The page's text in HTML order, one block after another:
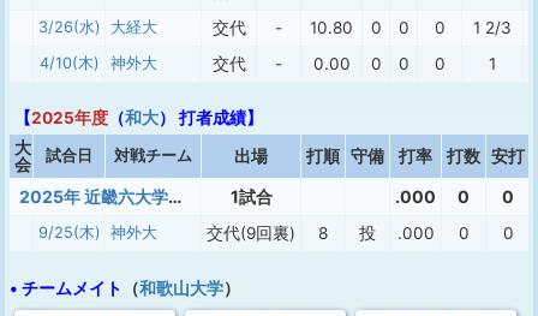
3/26(水) 大経大 交代 - 10.80 0 0 0 1 2/3
4/10(木) 神外大 交代 - 0.00 0 0 0 1
【2025年度 （和大） 打者成績】
大
会
試合日 対戦チーム 出場 打順 守備 打率 打数 安打
2025年 近畿六大学準硬式秋季 1試合 .000 0 0
9/25(木) 神外大 交代(9回裏) 8 投 .000 0 0
• チームメイト （和歌山大学）